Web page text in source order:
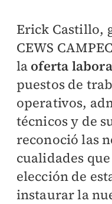
Erick Castillo,
CEWS
laoferta
puestos de
operativos,
técnicos y de
reconoció las
cualidades
elección de
instaurar la